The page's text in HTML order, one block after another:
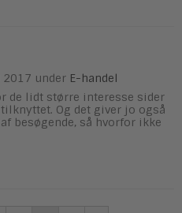
2017 under E-handel
de lidt større interesse sider
Og det giver jo også
besøgende, så hvorfor ikke